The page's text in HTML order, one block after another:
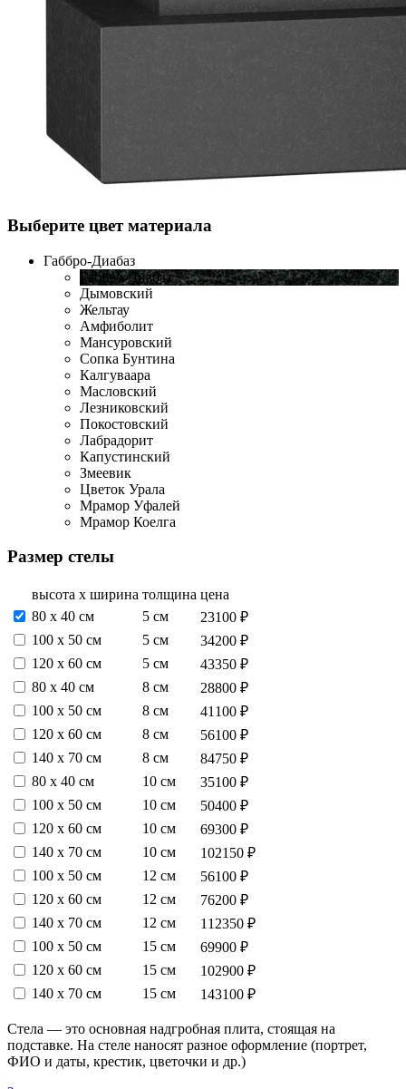
Выберите цвет материала
Габбро-Диабаз
Габбро-Диабаз
Дымовский
Жельтау
Амфиболит
Мансуровский
Сопка Бунтина
Калгуваара
Масловский
Лезниковский
Покостовский
Лабрадорит
Капустинский
Змеевик
Цветок Урала
Мрамор Уфалей
Мрамор Коелга
Размер стелы
высота х ширина толщина цена
80 х 40 см
5 см
23100 ₽
100 х 50 см
5 см
34200 ₽
120 х 60 см
5 см
43350 ₽
80 х 40 см
8 см
28800 ₽
100 х 50 см
8 см
41100 ₽
120 х 60 см
8 см
56100 ₽
140 х 70 см
8 см
84750 ₽
80 х 40 см
10 см
35100 ₽
100 х 50 см
10 см
50400 ₽
120 х 60 см
10 см
69300 ₽
140 х 70 см
10 см
102150 ₽
100 х 50 см
12 см
56100 ₽
120 х 60 см
12 см
76200 ₽
140 х 70 см
12 см
112350 ₽
100 х 50 см
15 см
69900 ₽
120 х 60 см
15 см
102900 ₽
140 х 70 см
15 см 143100 ₽
Стела — это основная надгробная плита, стоящая на
подставке. На стеле наносят разное оформление (портрет,
ФИО и даты, крестик, цветочки и др.)